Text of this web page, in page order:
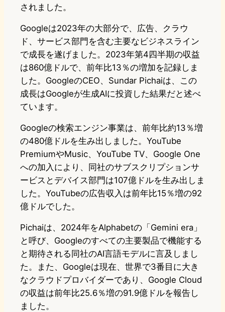
されました。
Googleは2023年の大部分で、広告、クラウ
ド、サービス部門を含む主要なビジネスライン
で成長を遂げました。2023年第4四半期の収益
は860億ドルで、前年比13％の増加を記録しま
した。GoogleのCEO、Sundar Pichaiは、この
成長はGoogleが生成AIに投資した結果だと述べ
ています。
Googleの検索エンジン事業は、前年比約13％増
の480億ドルを生み出しました。YouTube
PremiumやMusic、YouTube TV、Google One
への加入により、同社のサブスクリプションサ
ービスとデバイス部門は107億ドルを生み出しま
した。YouTubeの広告収入は前年比15％増の92
億ドルでした。
Pichaiは、2024年をAlphabetの「Gemini era」
と呼び、Googleのすべての主要製品で機能する
と期待される同社のAI言語モデルに言及しまし
た。また、Googleは現在、世界で3番目に大き
なクラウドプロバイダーであり、Google Cloud
の収益は前年比25.6％増の91.9億ドルを報告し
ました。